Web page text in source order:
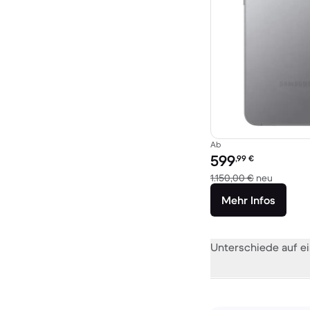
Ab
Preis des erneuerten
599,99 €
1.150,00 € neu
Mehr Infos
Unterschiede auf